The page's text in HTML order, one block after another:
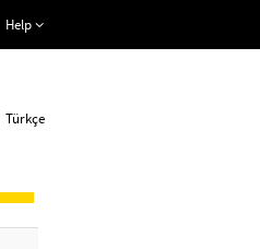
Help
Türkçe